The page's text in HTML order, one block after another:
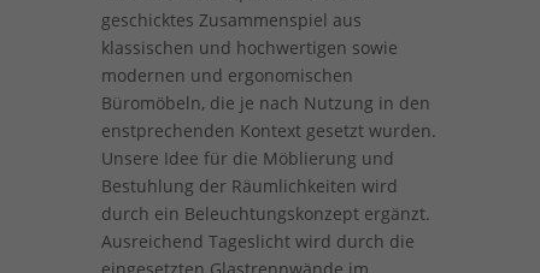
geschicktes Zusammenspiel aus
klassischen und hochwertigen sowie
modernen und ergonomischen
Büromöbeln, die je nach Nutzung in den
enstprechenden Kontext gesetzt wurden.
Unsere Idee für die Möblierung und
Bestuhlung der Räumlichkeiten wird
durch ein Beleuchtungskonzept ergänzt.
Ausreichend Tageslicht wird durch die